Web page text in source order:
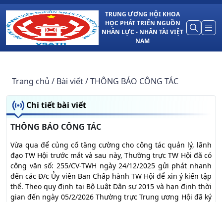
TRUNG ƯƠNG HỘI KHOA
HỌC PHÁT TRIỂN NGUỒN
NHÂN LỰC - NHÂN TÀI VIỆT
NAM
Trang chủ / Bài viết/ THÔNG BÁO CÔNG TÁC
Chi tiết bài viết
THÔNG BÁO CÔNG TÁC
Vừa qua để củng cố tăng cường cho công tác quản lý, lãnh
đạo TW Hội trước mắt và sau này, Thường trực TW Hội đã có
công văn số: 255/CV-TWH ngày 24/12/2025 gửi phát nhanh
đến các Đ/c Ủy viên Ban Chấp hành TW Hội để xin ý kiến tập
thể. Theo quy định tại Bộ Luật Dân sự 2015 và hạn định thời
gian đến ngày 05/2/2026 Thường trực Trung ương Hội đã ký